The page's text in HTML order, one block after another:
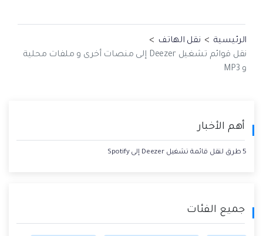
الرئيسية > نقل الهاتف >
نقل قوائم تشغيل Deezer إلى منصات أخرى و ملفات محلية
و MP3
أهم الأخبار
5 طرق لنقل قائمة تشغيل Deezer إلى Spotify
جميع الفئات